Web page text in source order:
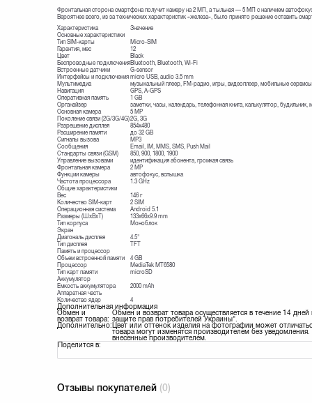
Фронтальная сторона смартфона получит камеру на 2 МП, а тыльная — 5 МП с наличием
Вероятнее всего, из за технических характеристик «железа», было принято решение оставить
Характеристика
Значение
Основные характеристики
Тип SIM-карты
Micro-SIM
Гарантия, мес
12
Цвет
Black
Беспроводные подключенияBluetooth, Bluetooth, Wi-Fi
Встроенные датчики
G-sensor
Интерфейсы и подключения micro USB, audio 3.5 mm
Мультимедиа
музыкальный плеер, FM-радио, игры, видеоплеер, мобильные
Навигация
GPS, A-GPS
Оперативная память
1 GB
Органайзер
заметки, часы, календарь, телефонная книга, калькулятор,
Основная камера
5 MP
Поколение связи (2G/3G/4G)2G, 3G
Разрешение дисплея
854x480
Расширение памяти
до 32 GB
Сигналы вызова
MP3
Сообщения
Email, IM, MMS, SMS, Push Mail
Стандарты связи (GSM)
850, 900, 1800, 1900
Управление вызовами
идентификация абонента, громкая связь
Фронтальная камера
2 MP
Функции камеры
автофокус, вспышка
Частота процессора
1.3 GHz
Общие характеристики
Вес
146 г
Количество SIM-карт
2 SIM
Операционная система
Android 5.1
Размеры (ШxВxТ)
133x66x9.9 mm
Тип корпуса
Моноблок
Экран
Диагональ дисплея
4.5"
Тип дисплея
TFT
Память и процессор
Объем встроенной памяти
4 GB
Процессор
MediaTek MT6580
Тип карт памяти
microSD
Аккумулятор
Емкость аккумулятора
2000 mAh
Аппаратная часть
Количество ядер
4
Дополнительная информация
Обмен и
возврат товара:
Обмен и возврат товара осуществляется в течение 14
защите прав потребителей Украины".
Дополнительно:
Цвет или оттенок изделия на фотографии может
товара могут изменятся производителем без
внесенные производителем.
Поделится в:
Отзывы покупателей (0)